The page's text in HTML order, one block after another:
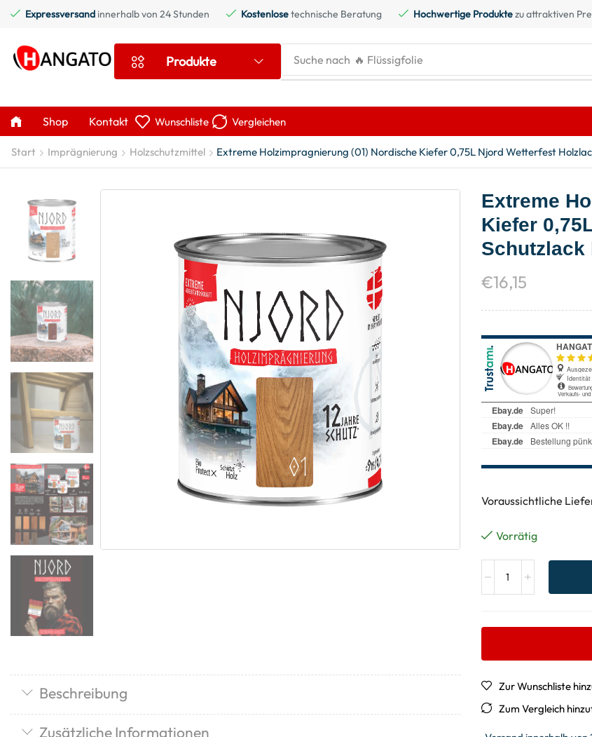
Expressversand innerhalb von 24 Stunden Kostenlosetechnische Beratung Hochwertige Produktezu attraktiven
Produkte Suche nach 🔥 Kreidefarbe
Shop Kontakt Wunschliste Vergleichen
Start Imprägnierung Holzschutzmittel Extreme Holzimpragnierung (01) Nordische Kiefer 0,75L Njord Wetterfest
Beschreibung
Zusätzliche Informationen
Extreme
Kiefer
Schutzlack
€16,15
Voraussichtliche
Vorrätig
Zur Wunschliste
Zum Vergleich